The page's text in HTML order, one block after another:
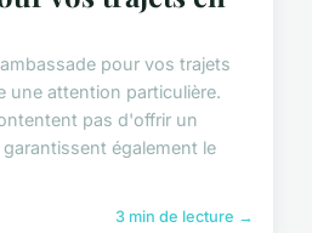
pour vos trajets
une attention particulière.
pas d'offrir un
également le
3 min de lecture →